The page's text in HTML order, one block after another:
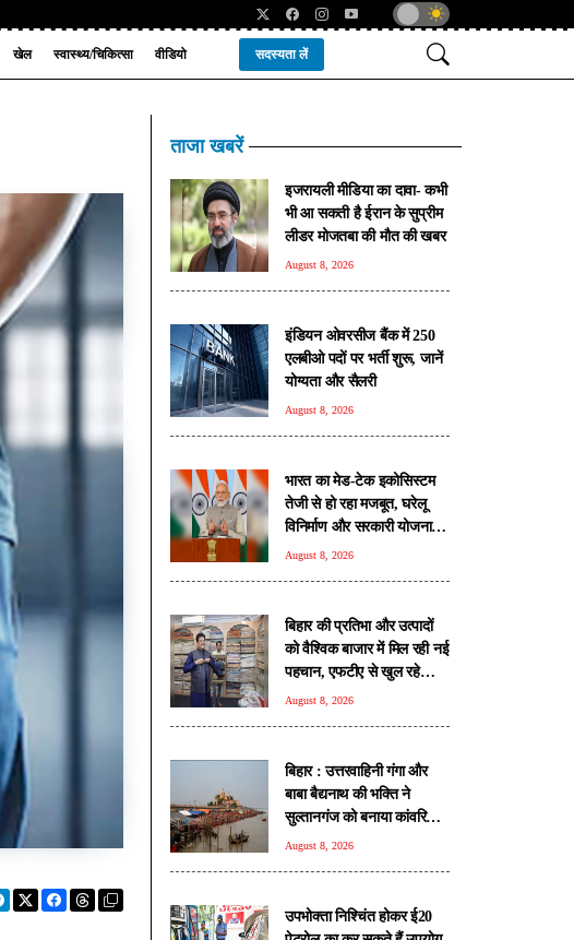
खेल स्वास्थ्य/चिकित्सा वीडियो सदस्यता लें
ताजा खबरें
इजरायली मीडिया का दावा- कभी
भी आ सकती है ईरान के सुप्रीम
लीडर मोजतबा की मौत की खबर
August 8, 2026
इंडियन ओवरसीज बैंक में 250
एलबीओ पदों पर भर्ती शुरू, जानें
योग्यता और सैलरी
August 8, 2026
भारत का मेड-टेक इकोसिस्टम
तेजी से हो रहा मजबूत, घरेलू
विनिर्माण और सरकारी योजनाओं
से मिली नई ताकत: पीएम मोदी
August 8, 2026
बिहार की प्रतिभा और उत्पादों
को वैश्विक बाजार में मिल रही नई
पहचान, एफटीए से खुल रहे
निर्यात के नए रास्ते: पीयूष गोयल
August 8, 2026
बिहार : उत्तरवाहिनी गंगा और
बाबा बैद्यनाथ की भक्ति ने
सुल्तानगंज को बनाया कांवरियों
की आस्था का केंद्र
August 8, 2026
उपभोक्ता निश्चिंत होकर ई20